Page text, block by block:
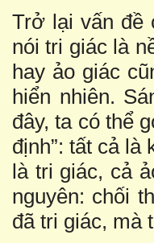
Trở lại vấn đề
nói tri giác là
hay ảo giác
hiển nhiên.
đây, ta có thể
định”: tất cả là
là tri giác, cả
nguyên: chối
đã tri giác, mà